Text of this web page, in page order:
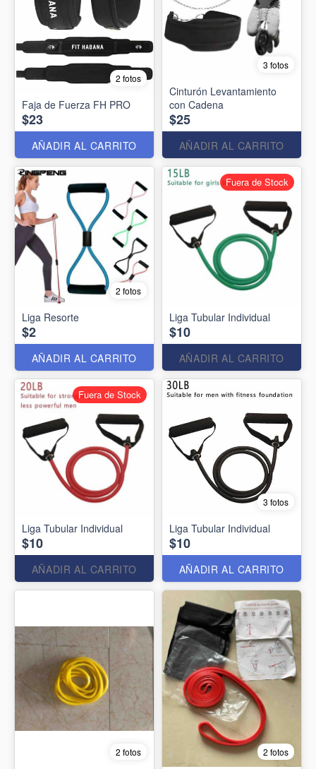
2 fotos
Faja de Fuerza FH PRO
$23
AÑADIR AL CARRITO
3 fotos
Cinturón Levantamiento
con Cadena
$25
AÑADIR AL CARRITO
2 fotos
Liga Resorte
$2
AÑADIR AL CARRITO
Liga Tubular Individual
$10
AÑADIR AL CARRITO
Fuera de Stock
Liga Tubular Individual
$10
AÑADIR AL CARRITO
Fuera de Stock
3 fotos
Liga Tubular Individual
$10
AÑADIR AL CARRITO
2 fotos 2 fotos